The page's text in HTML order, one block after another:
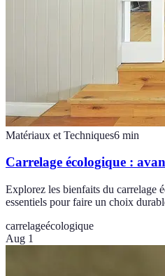
Matériaux et Techniques6 min
Carrelage écologique :
Explorez les bienfaits du carrelage
essentiels pour faire un choix
carrelageécologique
Aug 1